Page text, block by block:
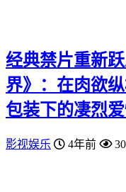
经典禁片重新
界》：在肉欲
包装下的凄烈
影视娱乐 4年前